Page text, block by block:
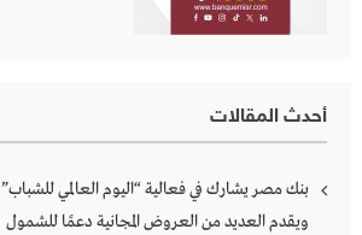
أحدث المقالات
بنك مصر يشارك في فعالية “اليوم العالمي للشباب”
ويقدم العديد من العروض المجانية دعمًا للشمول